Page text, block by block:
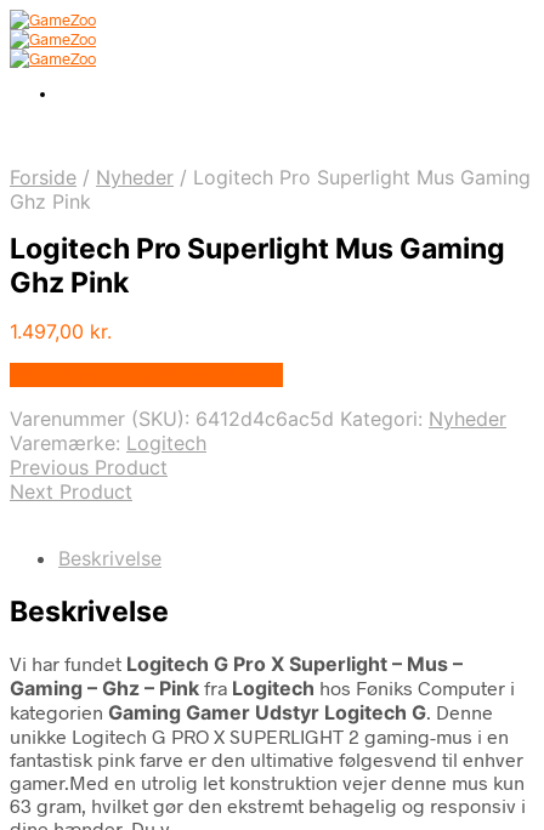
Forside / Nyheder / Logitech Pro Superlight Mus Gaming
Ghz Pink
Logitech Pro Superlight Mus Gaming
Ghz Pink
1.497,00 kr.
Varenummer (SKU): 6412d4c6ac5d Kategori: Nyheder
Varemærke: Logitech
Previous Product
Next Product
Beskrivelse
Beskrivelse
Vi har fundet Logitech G Pro X Superlight – Mus –
Gaming – Ghz – Pink fra Logitech hos Føniks Computer i
kategorien Gaming Gamer Udstyr Logitech G. Denne
unikke Logitech G PRO X SUPERLIGHT 2 gaming-mus i en
fantastisk pink farve er den ultimative følgesvend til enhver
gamer.Med en utrolig let konstruktion vejer denne mus kun
63 gram, hvilket gør den ekstremt behagelig og responsiv i